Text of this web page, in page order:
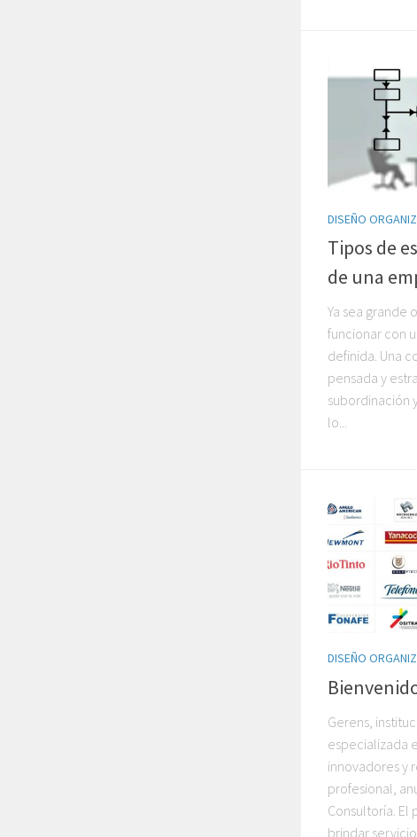
DISEÑO
Tipos de
de una
Ya sea grande
funcionar con
definida. Una
pensada y
subordinación
lo...
DISEÑO
Gerens,
especializada
innovadores y
profesional,
Consultoría. El
brindar